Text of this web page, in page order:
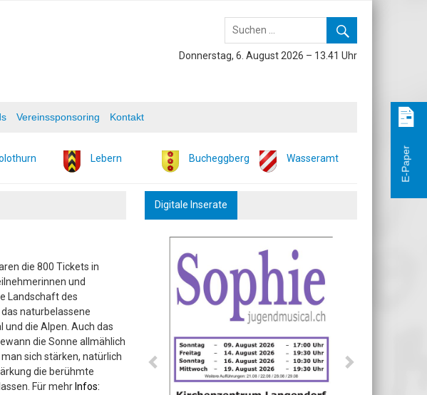
Donnerstag, 6. August 2026 – 13.41 Uhr
Vereinssponsoring Kontakt
Lebern Bucheggberg Wasseramt
die 800 Tickets in
und
Landschaft des
naturbelassene
die Alpen. Auch das
die Sonne allmählich
sich stärken, natürlich
die berühmte
Für mehr Infos:
Digitale Inserate
E-Paper